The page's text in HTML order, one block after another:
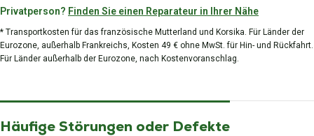
Privatperson? Finden Sie einen Reparateur in Ihrer Nähe
* Transportkosten für das französische Mutterland und Korsika. Für Länder der
Eurozone, außerhalb Frankreichs, Kosten 49 € ohne MwSt. für Hin- und Rückfahrt.
Für Länder außerhalb der Eurozone, nach Kostenvoranschlag.
Häufige Störungen oder Defekte